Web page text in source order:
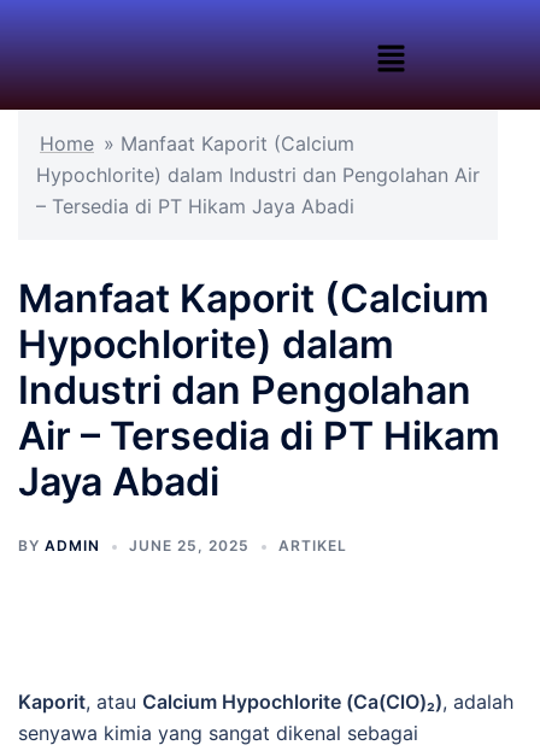
Home » Manfaat Kaporit (Calcium
Hypochlorite) dalam Industri dan Pengolahan Air
– Tersedia di PT Hikam Jaya Abadi
Manfaat Kaporit (Calcium
Hypochlorite) dalam
Industri dan Pengolahan
Air – Tersedia di PT Hikam
Jaya Abadi
BY ADMIN JUNE 25, 2025 ARTIKEL
Kaporit, atau Calcium Hypochlorite (Ca(ClO)₂), adalah
senyawa kimia yang sangat dikenal sebagai